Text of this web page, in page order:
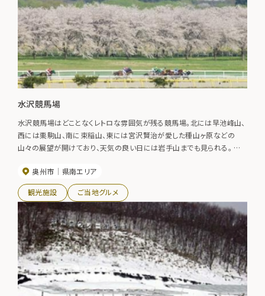
水沢競馬場
水沢競馬場はどことなくレトロな雰囲気が残る競馬場。北には早池峰山、
西には栗駒山、南に束稲山、東には宮沢賢治が愛した種山ヶ原などの
山々の展望が開けており、天気の良い日には岩手山までも見られる。 春
咲き乱れ、一般公開時には大勢の花見客でにぎわう。
奥州市 県南エリア
観光施設 ご当地グルメ